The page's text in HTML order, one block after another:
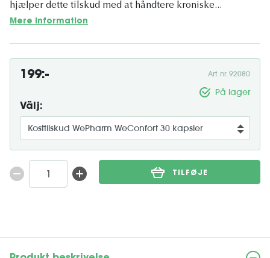
hjælper dette tilskud med at håndtere kroniske...
Mere information
199:- Art. nr. 92080
På lager
Välj:
TILFØJE